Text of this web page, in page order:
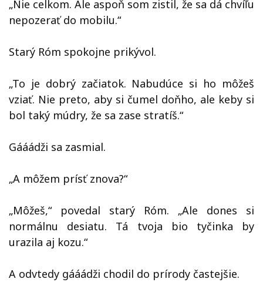
„Nie celkom. Ale aspoň som zistil, že sa dá chvíľu
nepozerať do mobilu.“
Starý Róm spokojne prikývol.
„To je dobrý začiatok. Nabudúce si ho môžeš
vziať. Nie preto, aby si čumel doňho, ale keby si
bol taký múdry, že sa zase stratíš.“
Gááádži sa zasmial.
„A môžem prísť znova?“
„Môžeš,“ povedal starý Róm. „Ale dones si
normálnu desiatu. Tá tvoja bio tyčinka by
urazila aj kozu.“
A odvtedy gááádži chodil do prírody častejšie.